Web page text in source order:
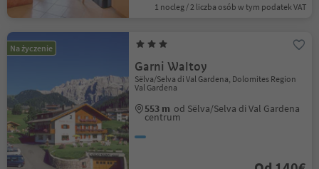
1 nocleg / 2 liczba osób w tym podatek VAT
Na życzenie
Garni Waltoy
Sëlva/Selva di Val Gardena, Dolomites Region
Val Gardena
553 m od Sëlva/Selva di Val Gardena
centrum